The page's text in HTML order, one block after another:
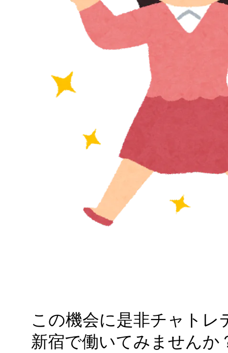
この機会に是非チャトレ
新宿で働いてみませんか